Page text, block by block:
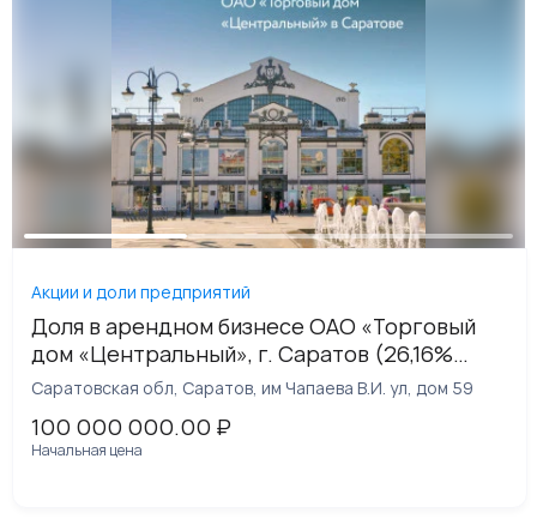
Акции и доли предприятий
Доля в арендном бизнесе ОАО «Торговый
дом «Центральный», г. Саратов (26,16%
акций - 17 950 штук)
Саратовская обл, Саратов, им Чапаева В.И. ул, дом 59
100 000 000.00 ₽
Начальная цена